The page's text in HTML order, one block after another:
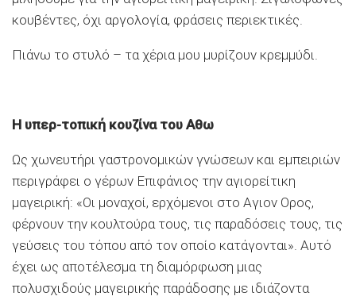
κουβέντες, όχι αργολογία, φράσεις περιεκτικές.
Πιάνω το στυλό – τα χέρια μου μυρίζουν κρεμμύδι.
Η υπερ-τοπική κουζίνα του Αθω
Ως χωνευτήρι γαστρονομικών γνώσεων και εμπειριών
περιγράφει ο γέρων Επιφάνιος την αγιορείτικη
μαγειρική: «Οι μοναχοί, ερχόμενοι στο Αγιον Ορος,
φέρνουν την κουλτούρα τους, τις παραδόσεις τους, τις
γεύσεις του τόπου από τον οποίο κατάγονται». Αυτό
έχει ως αποτέλεσμα τη διαμόρφωση μιας
πολυσχιδούς μαγειρικής παράδοσης με ιδιάζοντα